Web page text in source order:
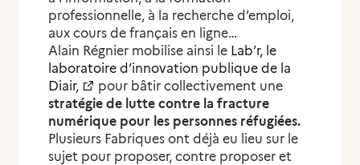
professionnelle, à la recherche d’emploi,
aux cours de français en ligne…
Alain Régnier mobilise ainsi le Lab’r, le
laboratoire d’innovation publique de la
Diair,
pour bâtir collectivement une
stratégie de lutte contre la fracture
numérique pour les personnes réfugiées.
Plusieurs Fabriques ont déjà eu lieu sur le
sujet pour proposer, contre proposer et